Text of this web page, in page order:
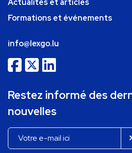
Formations et événements
info@lexgo.lu
Restez informé des
nouvelles